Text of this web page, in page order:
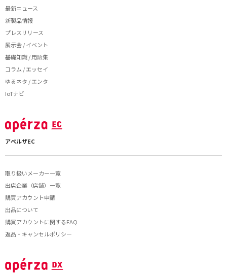
最新ニュース
新製品情報
プレスリリース
展示会 / イベント
基礎知識 / 用語集
コラム / エッセイ
ゆるネタ / エンタ
IoTナビ
アペルザEC
取り扱いメーカー一覧
出店企業（店舗）一覧
購買アカウント申請
出品について
購買アカウントに関するFAQ
返品・キャンセルポリシー